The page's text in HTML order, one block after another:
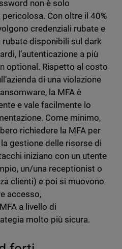
non è solo
Con oltre il 40%
credenziali rubate e
rubate disponibili sul dark
l’autenticazione a più
optional. Rispetto al costo
di una violazione
la MFA è
e vale facilmente lo
Come minimo,
richiedere la MFA per
gestione delle risorse di
iniziano con un utente
un/una receptionist o
clienti) e poi si muovono
accesso,
a livello di
molto più sicura.